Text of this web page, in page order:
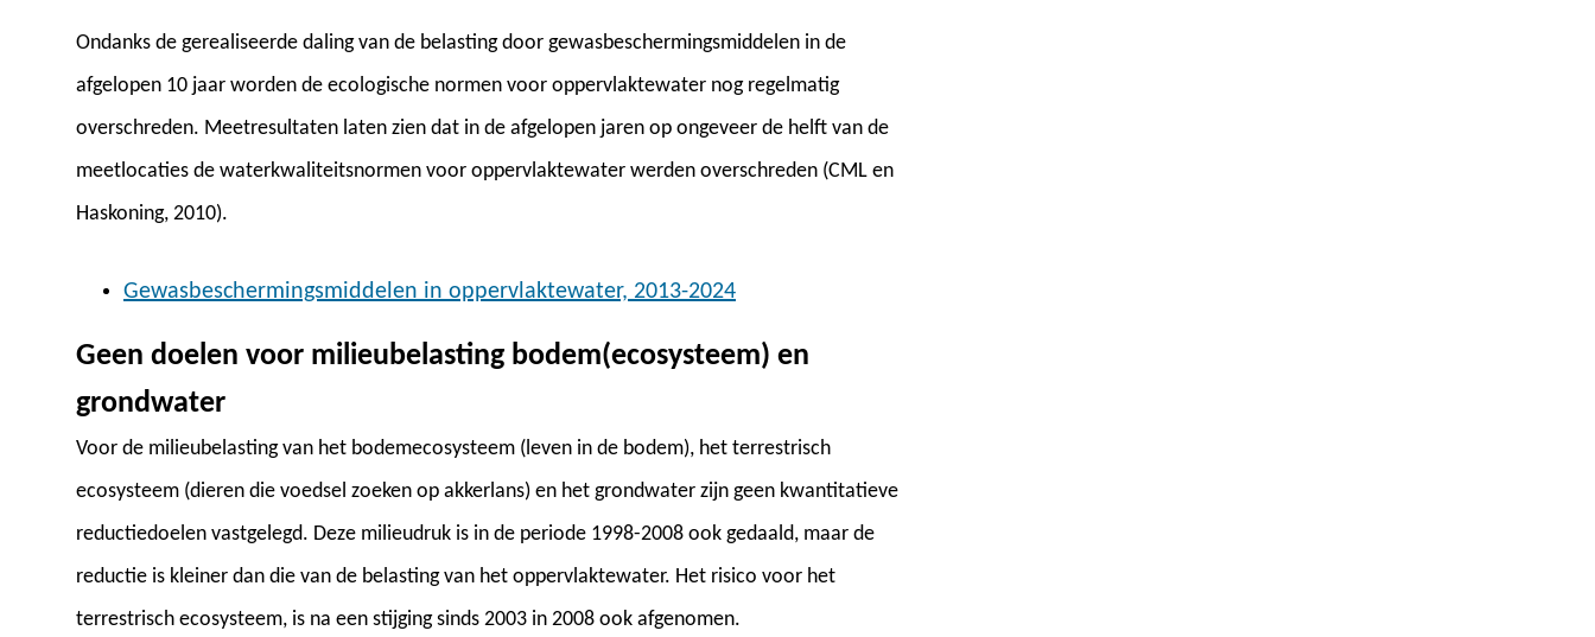
Ondanks de gerealiseerde daling van de belasting door gewasbeschermingsmiddelen in de
afgelopen 10 jaar worden de ecologische normen voor oppervlaktewater nog regelmatig
overschreden. Meetresultaten laten zien dat in de afgelopen jaren op ongeveer de helft van de
meetlocaties de waterkwaliteitsnormen voor oppervlaktewater werden overschreden (CML en
Haskoning, 2010).
Gewasbeschermingsmiddelen in oppervlaktewater, 2013-2024
Geen doelen voor milieubelasting bodem(ecosysteem) en
grondwater
Voor de milieubelasting van het bodemecosysteem (leven in de bodem), het terrestrisch
ecosysteem (dieren die voedsel zoeken op akkerlans) en het grondwater zijn geen kwantitatieve
reductiedoelen vastgelegd. Deze milieudruk is in de periode 1998-2008 ook gedaald, maar de
reductie is kleiner dan die van de belasting van het oppervlaktewater. Het risico voor het
terrestrisch ecosysteem, is na een stijging sinds 2003 in 2008 ook afgenomen.